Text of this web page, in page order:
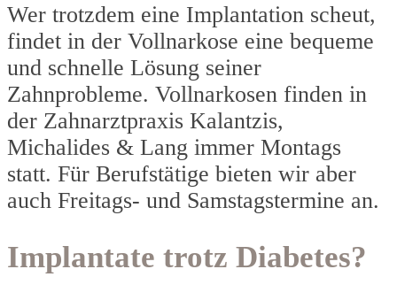
Wer trotzdem eine Implantation scheut,
findet in der Vollnarkose eine bequeme
und schnelle Lösung seiner
Zahnprobleme. Vollnarkosen finden in
der Zahnarztpraxis Kalantzis,
Michalides & Lang immer Montags
statt. Für Berufstätige bieten wir aber
auch Freitags- und Samstagstermine an.
Implantate trotz Diabetes?